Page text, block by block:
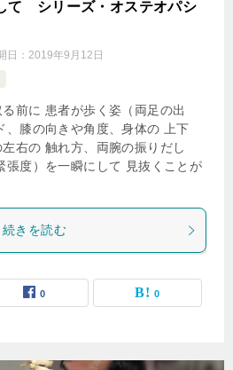
て シリーズ・オステオパシ
日： 2019年9月12日
前に 患者が歩く姿（両足の出
、膝の向きや角度、身体の 上下
右の 触れ方、両腕の振りだし
張度）を一瞬にして 見抜くことが
続きを読む
0 0